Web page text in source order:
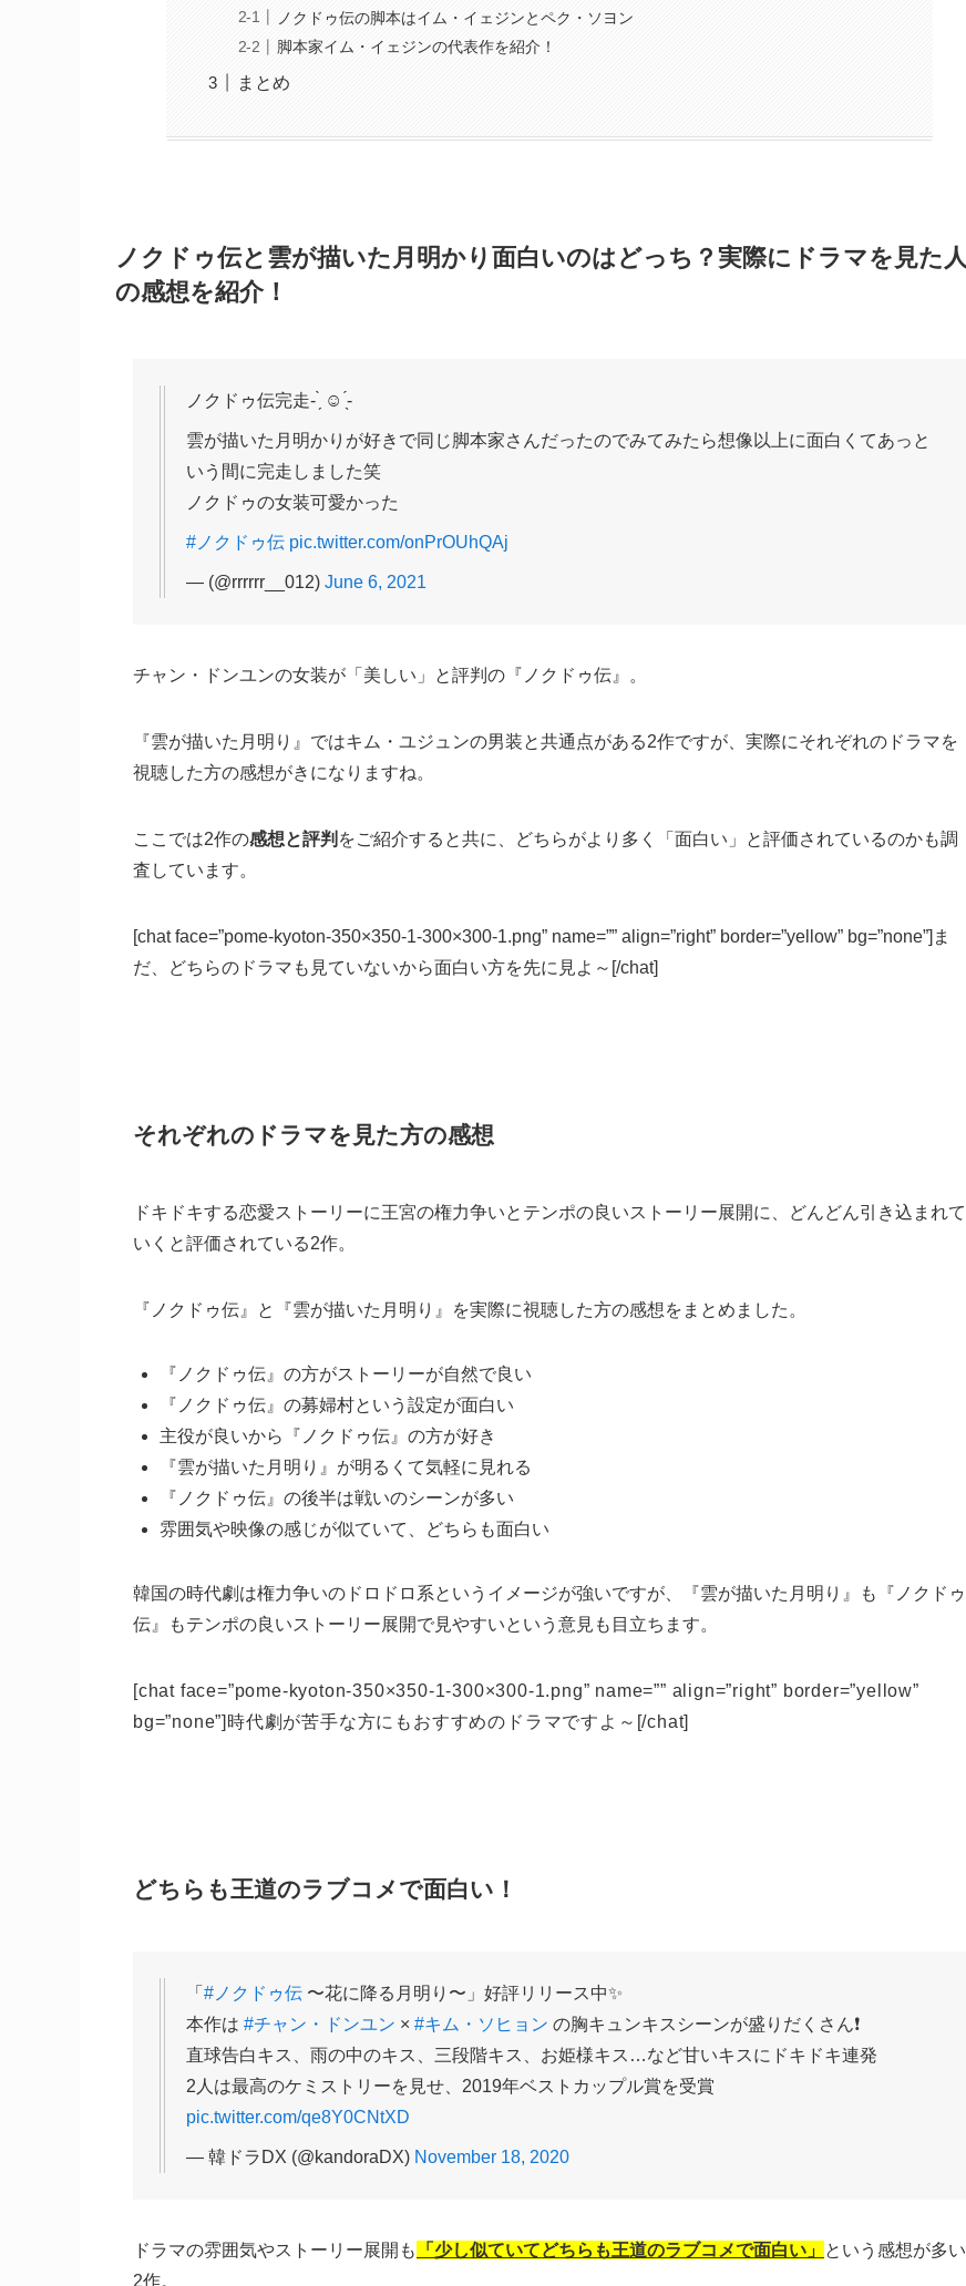
ノクドゥ伝の脚本はイム・イェジンとペク・ソヨン
脚本家イム・イェジンの代表作を紹介！
まとめ
ノクドゥ伝と雲が描いた月明かり面白いのはどっち？実際にドラマを見た人
の感想を紹介！
ノクドゥ伝完走- ̗̀ ☺︎ ̖́-
雲が描いた月明かりが好きで同じ脚本家さんだったのでみてみたら想像以上に面白くてあっと
いう間に完走しました笑
ノクドゥの女装可愛かった
#ノクドゥ伝 pic.twitter.com/onPrOUhQAj
— (@rrrrrr__012) June 6, 2021
チャン・ドンユンの女装が「美しい」と評判の『ノクドゥ伝』。
『雲が描いた月明り』ではキム・ユジュンの男装と共通点がある2作ですが、実際にそれぞれのドラマを
視聴した方の感想がきになりますね。
ここでは2作の感想と評判 をご紹介すると共に、どちらがより多く「面白い」と評価されているのかも調
査しています。
[chat face=”pome-kyoton-350×350-1-300×300-1.png” name=”” align=”right” border=”yellow” bg=”none”]ま
だ、どちらのドラマも見ていないから面白い方を先に見よ～[/chat]
それぞれのドラマを見た方の感想
ドキドキする恋愛ストーリーに王宮の権力争いとテンポの良いストーリー展開に、どんどん引き込まれて
いくと評価されている2作。
『ノクドゥ伝』と『雲が描いた月明り』を実際に視聴した方の感想をまとめました。
『ノクドゥ伝』の方がストーリーが自然で良い
『ノクドゥ伝』の募婦村という設定が面白い
主役が良いから『ノクドゥ伝』の方が好き
『雲が描いた月明り』が明るくて気軽に見れる
『ノクドゥ伝』の後半は戦いのシーンが多い
雰囲気や映像の感じが似ていて、どちらも面白い
韓国の時代劇は権力争いのドロドロ系というイメージが強いですが、『雲が描いた月明り』も『ノクドゥ
伝』もテンポの良いストーリー展開で見やすいという意見も目立ちます。
[chat face=”pome-kyoton-350×350-1-300×300-1.png” name=”” align=”right” border=”yellow”
bg=”none”]時代劇が苦手な方にもおすすめのドラマですよ～ [/chat]
どちらも王道のラブコメで面白い！
「 #ノクドゥ伝 〜花に降る月明り〜」好評リリース中✨
本作は #チャン・ドンユン × #キム・ソヒョン の胸キュンキスシーンが盛りだくさん❗️
直球告白キス、雨の中のキス、三段階キス、お姫様キス…など甘いキスにドキドキ連発
2人は最高のケミストリーを見せ、2019年ベストカップル賞を受賞
pic.twitter.com/qe8Y0CNtXD
— 韓ドラDX (@kandoraDX) November 18, 2020
ドラマの雰囲気やストーリー展開も 「少し似ていてどちらも王道のラブコメで面白い」
という感想が多い
2作。